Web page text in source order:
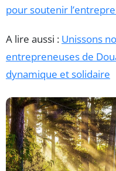
pour soutenir
A lire aussi : Unissons
entrepreneuses de
dynamique et solidaire